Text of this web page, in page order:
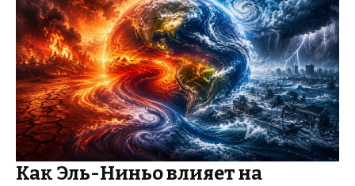
Как Эль-Ниньо влияет на